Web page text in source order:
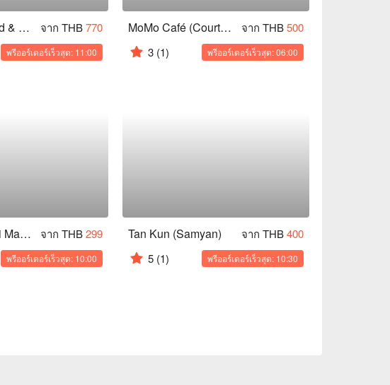
Sabaikay Head & Skin Sleep Salon (Phenix Hub Pratunam) จาก THB770
พรีออร์เดอร์เร็วสุด: 11:00
MoMo Café (Courtyard by Marriott Bangkok) จาก THB500
3 (1) พรีออร์เดอร์เร็วสุด: 06:00
Pechbura Thai Massage (Pathum Wan) จาก THB299
พรีออร์เดอร์เร็วสุด: 10:00
Tan Kun (Samyan) จาก THB400
5 (1) พรีออร์เดอร์เร็วสุด: 10:30